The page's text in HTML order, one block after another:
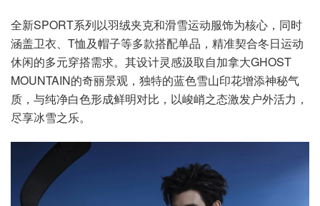
全新SPORT系列以羽绒夹克和滑雪运动服饰为核心，同时
涵盖卫衣、T恤及帽子等多款搭配单品，精准契合冬日运动
休闲的多元穿搭需求。其设计灵感汲取自加拿大GHOST
MOUNTAIN的奇丽景观，独特的蓝色雪山印花增添神秘气
质，与纯净白色形成鲜明对比，以峻峭之态激发户外活力，
尽享冰雪之乐。